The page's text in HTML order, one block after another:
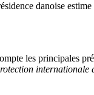
danoise
les principales